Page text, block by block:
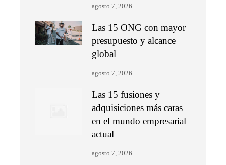
agosto 7, 2026
Las 15 ONG con mayor
presupuesto y alcance
global
agosto 7, 2026
Las 15 fusiones y
adquisiciones más caras
en el mundo empresarial
actual
agosto 7, 2026